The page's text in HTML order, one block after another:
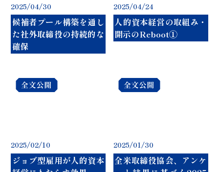
2025/04/30
候補者プール構築を通し
た社外取締役の持続的な
確保
2025/04/24
人的資本経営の取組み・
開示のReboot①
2025/02/10
ジョブ型雇用が人的資本
2025/01/30
全米取締役協会、アンケ